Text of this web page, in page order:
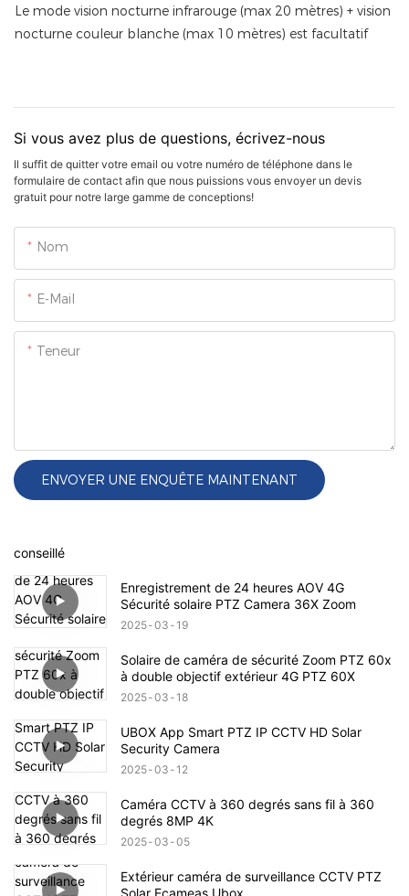
Le mode vision nocturne infrarouge (max 20 mètres) + vision
nocturne couleur blanche (max 10 mètres) est facultatif
Si vous avez plus de questions, écrivez-nous
Il suffit de quitter votre email ou votre numéro de téléphone dans le
formulaire de contact afin que nous puissions vous envoyer un devis
gratuit pour notre large gamme de conceptions!
Nom
E-Mail
Teneur
ENVOYER UNE ENQUÊTE MAINTENANT
conseillé
Enregistrement de 24 heures AOV 4G
Sécurité solaire PTZ Camera 36X Zoom
2025 03 19
Solaire de caméra de sécurité Zoom PTZ 60x
à double objectif extérieur 4G PTZ 60X
2025 03 18
UBOX App Smart PTZ IP CCTV HD Solar
Security Camera
2025 03 12
Caméra CCTV à 360 degrés sans fil à 360
degrés 8MP 4K
2025 03 05
Extérieur caméra de surveillance CCTV PTZ
Solar Ecameas Ubox